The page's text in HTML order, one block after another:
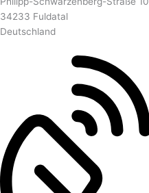
34233 Fuldatal
Deutschland